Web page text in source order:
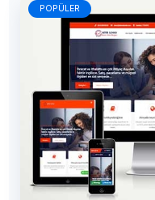
POPÜLER